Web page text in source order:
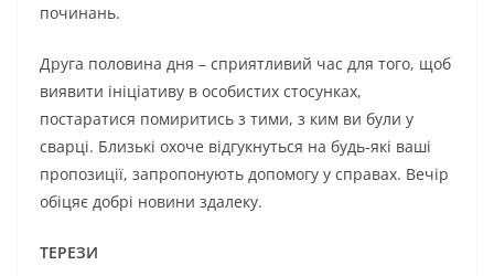
починань.
Друга половина дня – сприятливий час для того, щоб
виявити ініціативу в особистих стосунках,
постаратися помиритись з тими, з ким ви були у
сварці. Близькі охоче відгукнуться на будь-які ваші
пропозиції, запропонують допомогу у справах. Вечір
обіцяє добрі новини здалеку.
ТЕРЕЗИ